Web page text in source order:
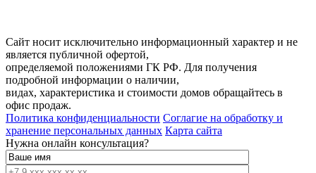
Сайт носит исключительно информационный характер и не
является публичной офертой,
определяемой положениями ГК РФ. Для получения
подробной информации о наличии,
видах, характеристика и стоимости домов обращайтесь в
офис продаж.
Политика конфиденциальности Соглагие на обработку и
хранение персональных данных Карта сайта
Нужна онлайн консультация?